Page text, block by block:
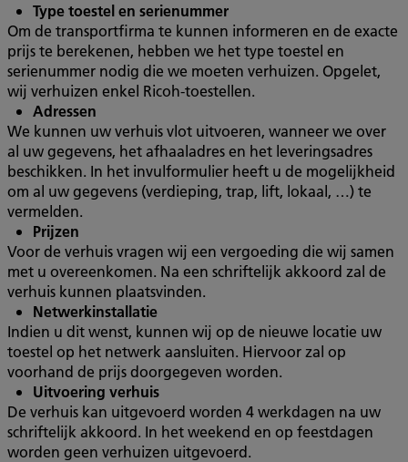
Type toestel en serienummer
Om de transportfirma te kunnen informeren en de exacte
prijs te berekenen, hebben we het type toestel en
serienummer nodig die we moeten verhuizen. Opgelet,
wij verhuizen enkel Ricoh-toestellen.
Adressen
We kunnen uw verhuis vlot uitvoeren, wanneer we over
al uw gegevens, het afhaaladres en het leveringsadres
beschikken. In het invulformulier heeft u de mogelijkheid
om al uw gegevens (verdieping, trap, lift, lokaal, …) te
vermelden.
Prijzen
Voor de verhuis vragen wij een vergoeding die wij samen
met u overeenkomen. Na een schriftelijk akkoord zal de
verhuis kunnen plaatsvinden.
Netwerkinstallatie
Indien u dit wenst, kunnen wij op de nieuwe locatie uw
toestel op het netwerk aansluiten. Hiervoor zal op
voorhand de prijs doorgegeven worden.
Uitvoering verhuis
De verhuis kan uitgevoerd worden 4 werkdagen na uw
schriftelijk akkoord. In het weekend en op feestdagen
worden geen verhuizen uitgevoerd.